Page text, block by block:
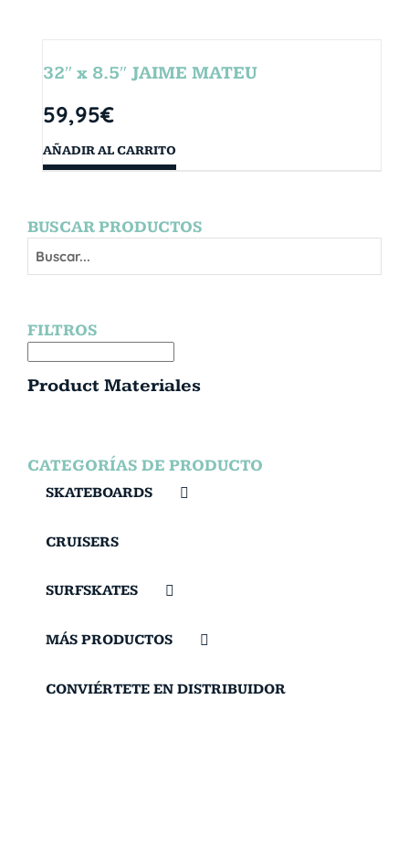
32″ x 8.5″ JAIME MATEU
59,95€
AÑADIR AL CARRITO
BUSCAR PRODUCTOS
FILTROS
Product Materiales
CATEGORÍAS DE PRODUCTO
SKATEBOARDS
CRUISERS
SURFSKATES
MÁS PRODUCTOS
CONVIÉRTETE EN DISTRIBUIDOR